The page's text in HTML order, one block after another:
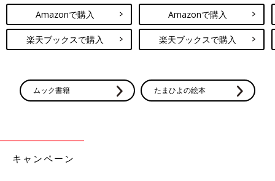
Amazonで購入
楽天ブックスで購入
Amazonで購入
楽天ブックスで購入
ムック書籍 たまひよの絵本
キャンペーン